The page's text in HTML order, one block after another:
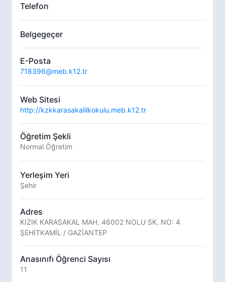
Telefon
Belgegeçer
E-Posta
718396@meb.k12.tr
Web Sitesi
http://kzkkarasakalilkokulu.meb.k12.tr
Öğretim Şekli
Normal Öğretim
Yerleşim Yeri
Şehir
Adres
KIZIK KARASAKAL MAH. 46002 NOLU SK. NO: 4
ŞEHİTKAMİL / GAZİANTEP
Anasınıfı Öğrenci Sayısı
11